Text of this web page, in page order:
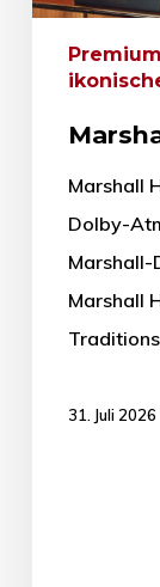
Marshall
Dolby-
Marshall-
Marshall
31. Juli 2026